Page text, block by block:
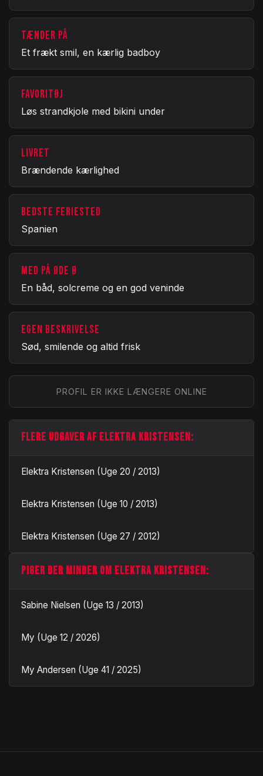
TÆNDER PÅ
Et frækt smil, en kærlig badboy
FAVORITØJ
Løs strandkjole med bikini under
LIVRET
Brændende kærlighed
BEDSTE FERIESTED
Spanien
MED PÅ ØDE Ø
En båd, solcreme og en god veninde
EGEN BESKRIVELSE
Sød, smilende og altid frisk
PROFIL ER IKKE LÆNGERE ONLINE
FLERE UDGAVER AF ELEKTRA KRISTENSEN:
Elektra Kristensen (Uge 20 / 2013)
Elektra Kristensen (Uge 10 / 2013)
Elektra Kristensen (Uge 27 / 2012)
PIGER DER MINDER OM ELEKTRA KRISTENSEN:
Sabine Nielsen (Uge 13 / 2013)
My (Uge 12 / 2026)
My Andersen (Uge 41 / 2025)